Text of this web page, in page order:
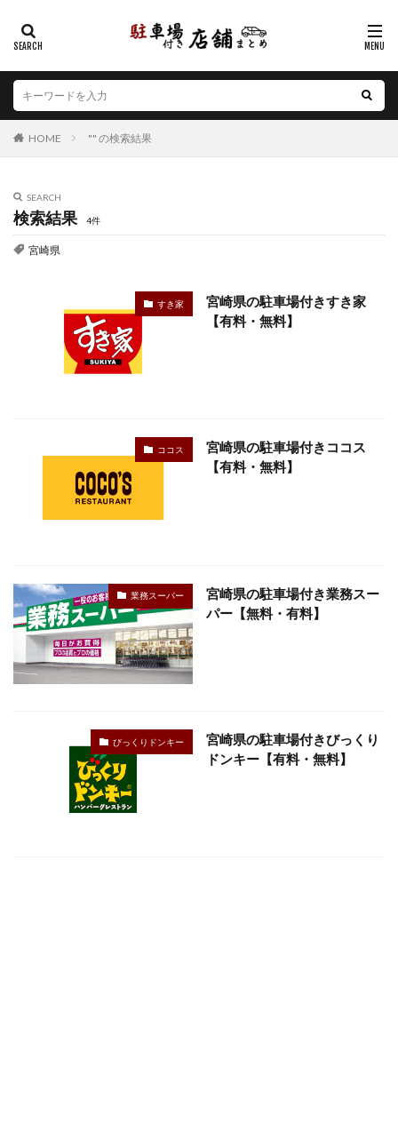
HOME "" の検索結果
SEARCH
検索結果 4件
宮崎県
すき家
宮崎県の駐車場付きすき家
【有料・無料】
ココス
宮崎県の駐車場付きココス
【有料・無料】
業務スーパー
宮崎県の駐車場付き業務スー
パー【無料・有料】
びっくりドンキー
宮崎県の駐車場付きびっくり
ドンキー【有料・無料】
カテゴリー
エリア
北海道 青森県
埼玉県
山梨県
岐阜県
島根県 岡山県 広島県
山口県
徳島県
香川県 高知県
佐賀県
長崎県